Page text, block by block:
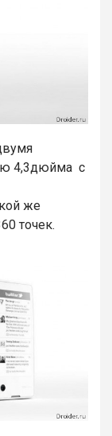
4,3дюйма с
же
точек.